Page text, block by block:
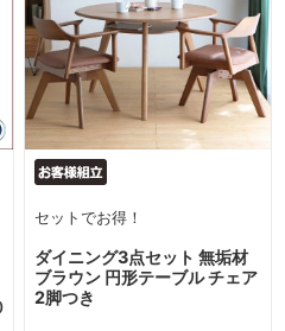
ダイニング3点セット 無垢材
ブラウン 円形テーブル チェア
2脚つき
セットでお得！